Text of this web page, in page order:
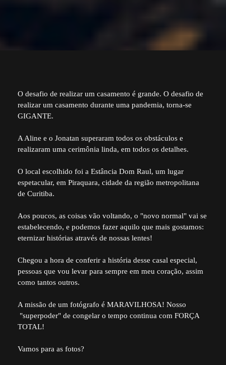
O desafio de realizar um casamento é grande. O desafio de
realizar um casamento durante uma pandemia, torna-se
GIGANTE.
A Aline e o Jonatan superaram todos os obstáculos e
realizaram uma cerimônia linda, em todos os detalhes.
O local escolhido foi a Estância Dom Raul, um lugar
espetacular, em Piraquara, cidade da região metropolitana
de Curitiba.
Aos poucos, as coisas vão voltando, o "novo normal" vai se
estabelecendo, e podemos fazer aquilo que mais gostamos:
eternizar histórias através de nossas lentes!
Chegou a hora de conferir a história desse casal especial,
pessoas que vou levar para sempre em meu coração, assim
como tantos outros.
A missão de um fotógrafo é MARAVILHOSA! Nosso
"superpoder" de congelar o tempo continua com FORÇA
TOTAL!
Vamos para as fotos?